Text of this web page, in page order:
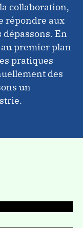
collaboration,
répondre aux
En
premier plan
pratiques
des
un